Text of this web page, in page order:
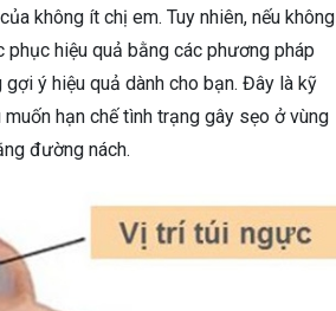
không ít chị em. Tuy nhiên, nếu không
hiệu quả bằng các phương pháp
ý hiệu quả dành cho bạn. Đây là kỹ
hạn chế tình trạng gây sẹo ở vùng
đường nách.